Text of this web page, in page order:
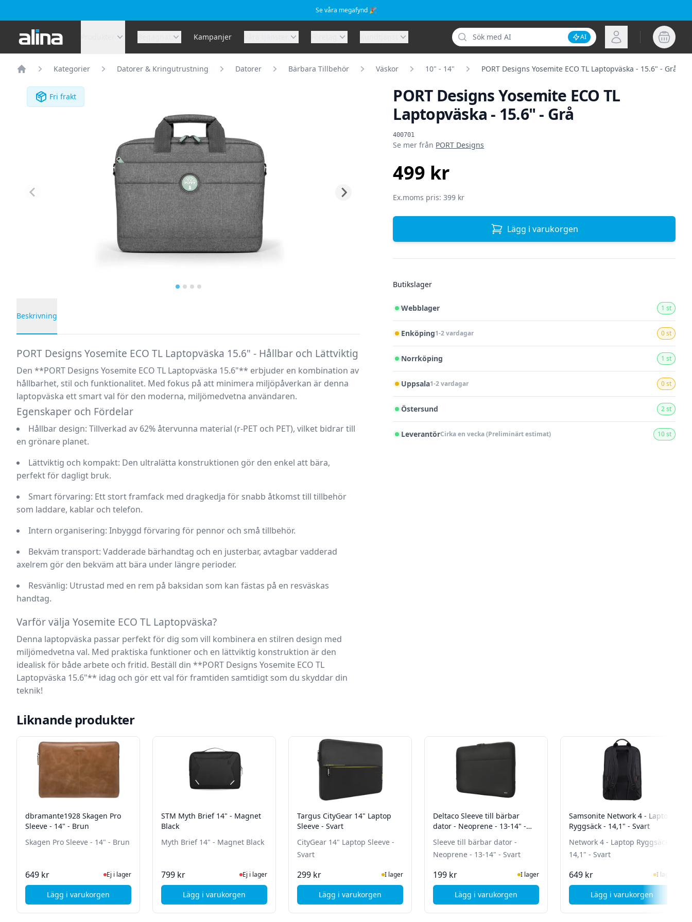
Se våra megafynd 🎉
Alina.se Kampanjer
Sök
Inaktivera AI-sökning
AI Logga in
Kategorier Datorer & Kringutrustning Datorer Bärbara Tillbehör Väskor 10" - 14" PORT Designs Yosemite ECO TL Laptopväska - 15.6" - Grå
Fri frakt
PORT Designs Yosemite ECO TL
Laptopväska - 15.6" - Grå
400701
Produktinformation
Se mer från PORT Designs
499 kr
Ex.moms pris: 399 kr
Lägg i varukorgen
Butikslager
Webblager 1 st
Enköping1-2 vardagar 0 st
Norrköping 1 st
Uppsala1-2 vardagar 0 st
Östersund 2 st
LeverantörCirka en vecka (Preliminärt estimat) 10 st
Beskrivning
PORT Designs Yosemite ECO TL Laptopväska 15.6" - Hållbar och Lättviktig
Den **PORT Designs Yosemite ECO TL Laptopväska 15.6"** erbjuder en kombination av
hållbarhet, stil och funktionalitet. Med fokus på att minimera miljöpåverkan är denna
laptopväska ett smart val för den moderna, miljömedvetna användaren.
Egenskaper och Fördelar
Hållbar design: Tillverkad av 62% återvunna material (r-PET och PET), vilket bidrar till
en grönare planet.
Lättviktig och kompakt: Den ultralätta konstruktionen gör den enkel att bära,
perfekt för dagligt bruk.
Smart förvaring: Ett stort framfack med dragkedja för snabb åtkomst till tillbehör
som laddare, kablar och telefon.
Intern organisering: Inbyggd förvaring för pennor och små tillbehör.
Bekväm transport: Vadderade bärhandtag och en justerbar, avtagbar vadderad
axelrem gör den bekväm att bära under längre perioder.
Resvänlig: Utrustad med en rem på baksidan som kan fästas på en resväskas
handtag.
Varför välja Yosemite ECO TL Laptopväska?
Denna laptopväska passar perfekt för dig som vill kombinera en stilren design med
miljömedvetna val. Med praktiska funktioner och en lättviktig konstruktion är den
idealisk för både arbete och fritid. Beställ din **PORT Designs Yosemite ECO TL
Laptopväska 15.6"** idag och gör ett val för framtiden samtidigt som du skyddar din
teknik!
Liknande produkter
dbramante1928 Skagen Pro
Sleeve - 14" - Brun
Skagen Pro Sleeve - 14" - Brun
649 kr Ej i lager, besök produktsidan för senaste status
Ej i lager
Lägg i varukorgen, dbramante1928 Skagen Pro Sleeve - 14" - Brun
STM Myth Brief 14" - Magnet
Black
Myth Brief 14" - Magnet Black
799 kr Ej i lager, besök produktsidan för senaste status
Ej i lager
Lägg i varukorgen, STM Myth Brief 14" - Magnet Black
Targus CityGear 14" Laptop
Sleeve - Svart
CityGear 14" Laptop Sleeve -
Svart
299 kr I lager
Lägg i varukorgen, Targus CityGear 14" Laptop Sleeve - Svart
Deltaco Sleeve till bärbar
dator - Neoprene - 13-14" -
Sleeve till bärbar dator -
Neoprene - 13-14" - Svart
199 kr I lager
Lägg i varukorgen, Deltaco Sleeve till bärbar dator - Neoprene - 13-14" - Svart
Samsonite Network 4 - Laptop
Ryggsäck - 14,1" - Svart
Network 4 - Laptop Ryggsäck -
14,1" - Svart
649 kr I lager
Lägg i varukorgen
, Samsonite